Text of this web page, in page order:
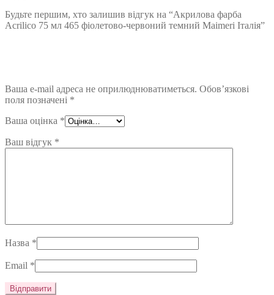
Будьте першим, хто залишив відгук на “Акрилова фарба
Acrilico 75 мл 465 фіолетово-червоний темний Maimeri Італія”
Ваша e-mail адреса не оприлюднюватиметься. Обов’язкові
поля позначені *
Ваша оцінка *
Ваш відгук *
Назва *
Email *